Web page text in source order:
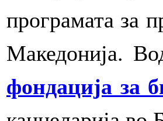
програмата за
Македонија.
фондација за